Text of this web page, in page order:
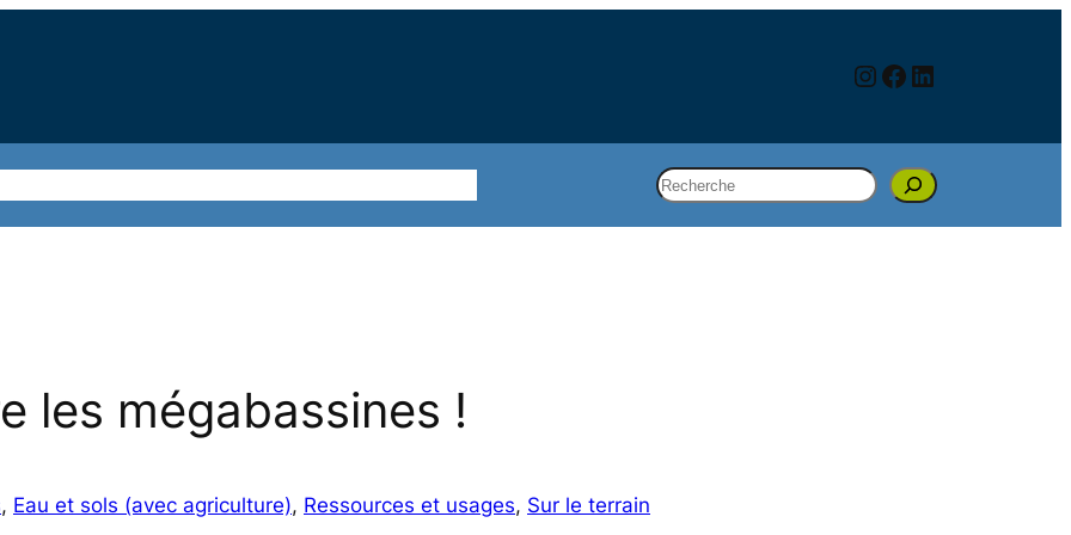
Instagram
Facebook
LinkedIn
Rechercher
les mégabassines !
, Eau et sols (avec agriculture), Ressources et usages, Sur le terrain